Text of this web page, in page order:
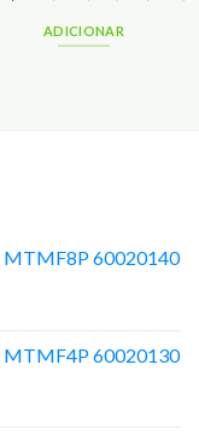
ADICIONAR
MTMF8P 60020140
MTMF4P 60020130